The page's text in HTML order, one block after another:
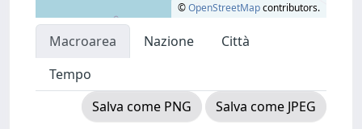
©OpenStreetMapcontributors.
Macroarea Nazione
Città
Tempo
Salva come PNG
Salva come JPEG